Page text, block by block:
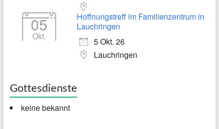
05
Okt.
Hoffnungstreff im Familienzentrum in
Lauchringen
5 Okt. 26
Lauchringen
Gottesdienste
keine bekannt